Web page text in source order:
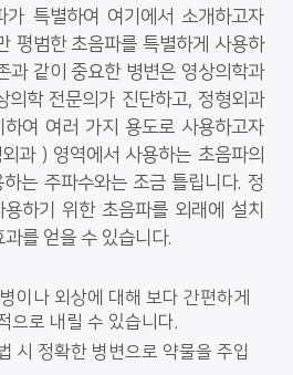
가 특별하여 여기에서 소개하고자
평범한 초음파를 특별하게 사용하
과 같이 중요한 병변은 영상의학과
의학 전문의가 진단하고, 정형외과
여 여러 가지 용도로 사용하고자
과 ) 영역에서 사용하는 초음파의
는 주파수와는 조금 틀립니다. 정
하기 위한 초음파를 외래에 설치
를 얻을 수 있습니다.
이나 외상에 대해 보다 간편하게
으로 내릴 수 있습니다.
시 정확한 병변으로 약물을 주입